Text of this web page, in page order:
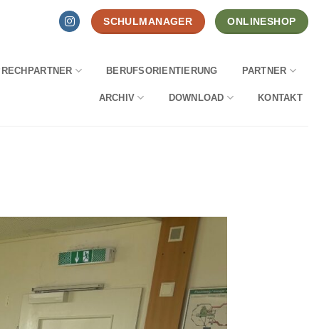
SCHULMANAGER ONLINESHOP
BERUFSORIENTIERUNG PARTNER
ARCHIV DOWNLOAD KONTAKT